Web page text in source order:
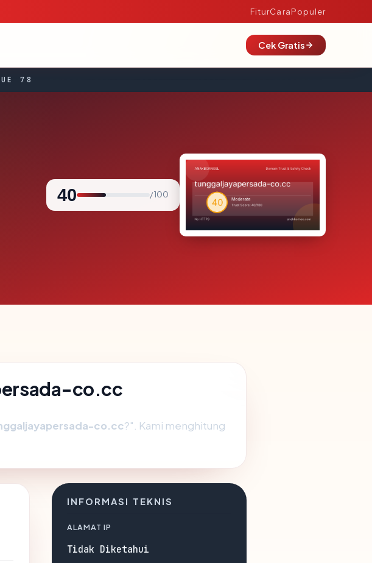
FiturCaraPopuler
Cek Gratis
78
40 / 100
co.cc
co.cc?". Kami menghitung
INFORMASI TEKNIS
ALAMAT IP
Tidak Diketahui